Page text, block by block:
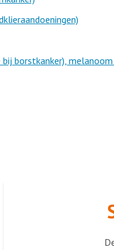
bij borstkanker),